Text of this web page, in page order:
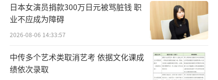
日本女演员捐款300万日元被骂脏钱 职
业不应成为障碍
2026-08-06 14:33:57
中传多个艺术类取消艺考 依据文化课成
绩依次录取